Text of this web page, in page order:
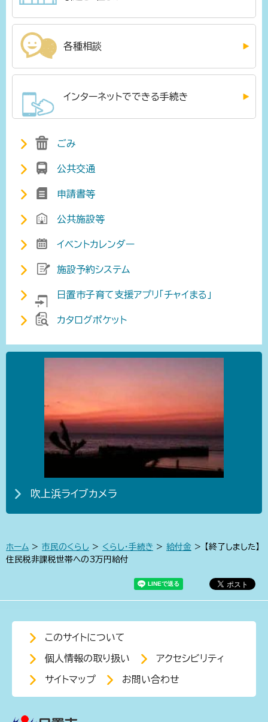
各種相談
インターネットでできる手続き
ごみ
公共交通
申請書等
公共施設等
イベントカレンダー
施設予約システム
日置市子育て支援アプリ「チャイまる」
カタログポケット
吹上浜ライブカメラ
ホーム > 市民のくらし > くらし・手続き > 給付金 > 【終了しました】
住民税非課税世帯への3万円給付
このサイトについて
個人情報の取り扱い アクセシビリティ
サイトマップ お問い合わせ